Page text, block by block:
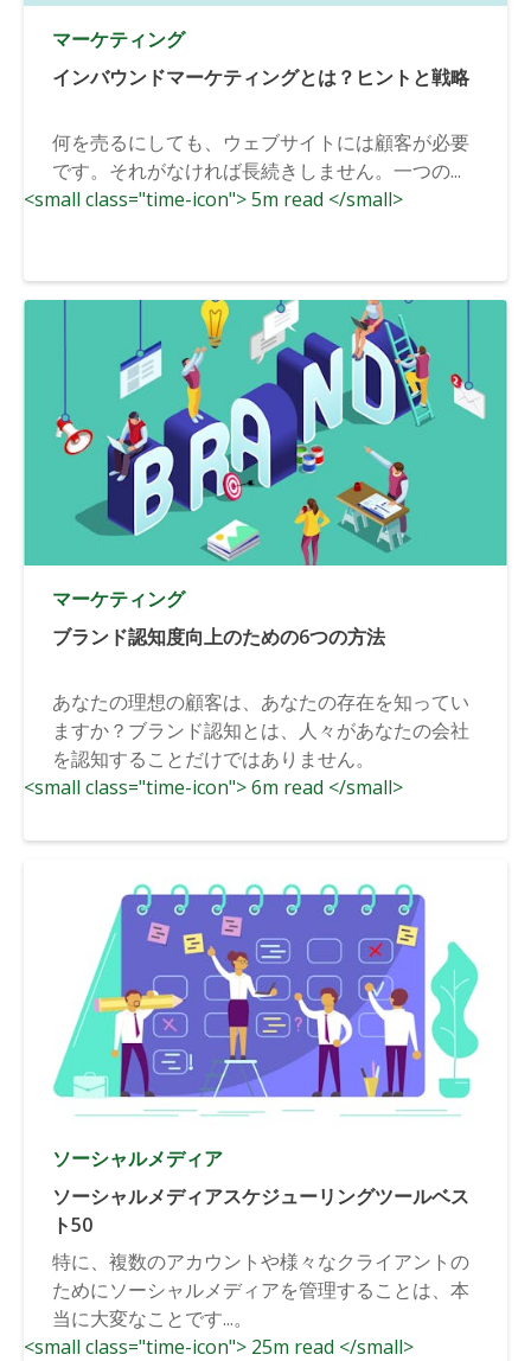
マーケティング
インバウンドマーケティングとは？ヒントと戦略
何を売るにしても、ウェブサイトには顧客が必要
です。それがなければ長続きしません。一つの...
<small class="time-icon"> 5m read </small>
マーケティング
ブランド認知度向上のための6つの方法
あなたの理想の顧客は、あなたの存在を知ってい
ますか？ブランド認知とは、人々があなたの会社
を認知することだけではありません。
<small class="time-icon"> 6m read </small>
ソーシャルメディア
ソーシャルメディアスケジューリングツールベス
ト50
特に、複数のアカウントや様々なクライアントの
ためにソーシャルメディアを管理することは、本
当に大変なことです...。
<small class="time-icon"> 25m read </small>